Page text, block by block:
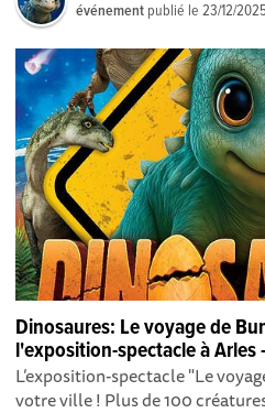
événement publié le23/12/
Dinosaures: Le voyage de
l'exposition-spectacle à Arles
L’exposition-spectacle "Le
votre ville ! Plus de 100